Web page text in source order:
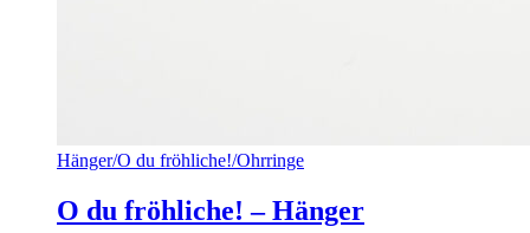
Hänger/O du fröhliche!/Ohrringe
O du fröhliche! – Hänger